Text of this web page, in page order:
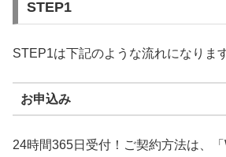
STEP1
STEP1は下記のような流れになります
お申込み
24時間365日受付！ご契約方法は、